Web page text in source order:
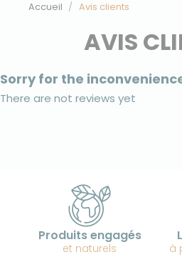
Accueil Avis clients
AVIS
Sorry for the
There are not reviews yet
Produits engagés
et naturels à